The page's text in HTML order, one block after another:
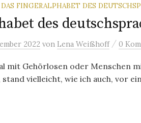
DAS FINGERALPHABET DES
des
2022 von Lena Weißhoff / 0
mit Gehörlosen oder Menschen
vielleicht, wie ich auch, vor